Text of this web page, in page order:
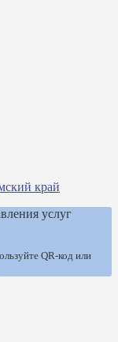
край
услуг
QR-код или